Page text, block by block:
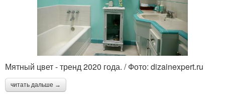
Мятный цвет - тренд 2020 года. / Фото: dizainexpert.ru
читать дальше →